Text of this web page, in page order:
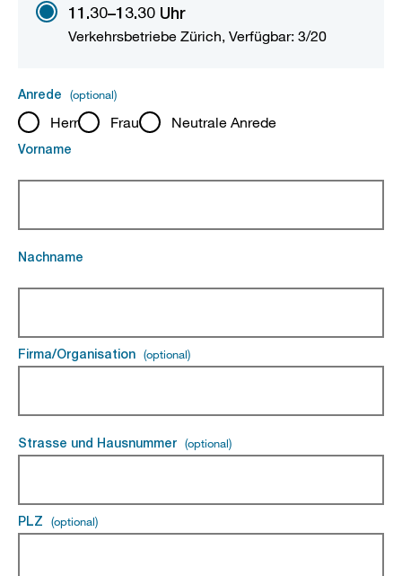
11.30–13.30 Uhr
Verkehrsbetriebe Zürich, Verfügbar: 3/20
Anrede (optional)(optional).
Herr Frau Neutrale Anrede
Vorname
Nachname
Firma/Organisation (optional)(optional).
Strasse und Hausnummer (optional)(optional).
PLZ (optional)(optional).